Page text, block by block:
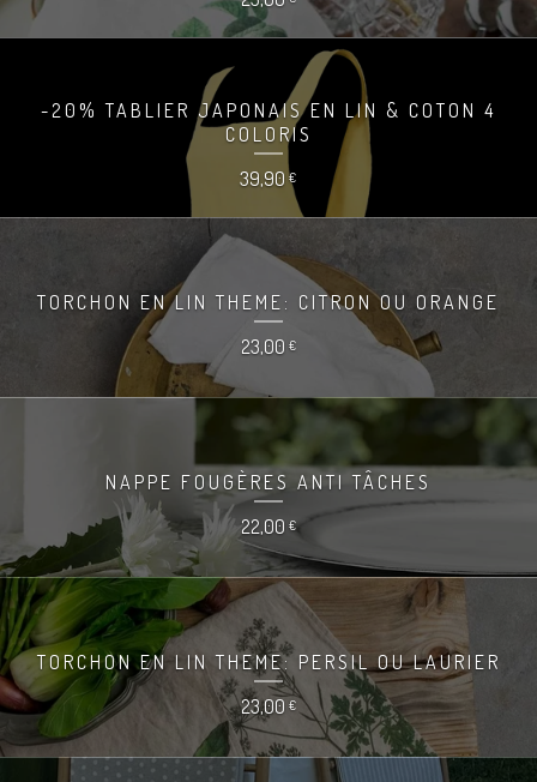
-20% TABLIER JAPONAIS EN LIN & COTON 4
COLORIS
39,90 €
TORCHON EN LIN THEME: CITRON OU ORANGE
23,00 €
NAPPE FOUGÈRES ANTI TÂCHES
22,00 €
TORCHON EN LIN THEME: PERSIL OU LAURIER
23,00 €